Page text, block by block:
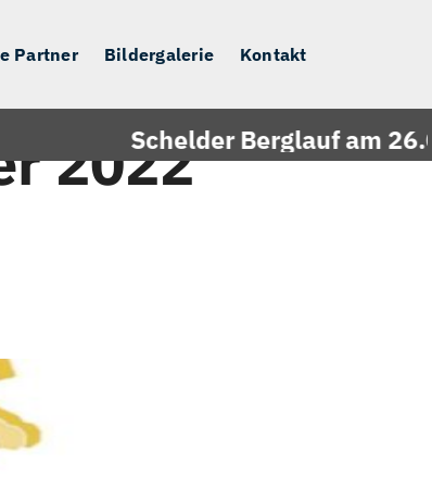
Partner Bildergalerie Kontakt
Schelder Berglauf am
2022